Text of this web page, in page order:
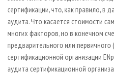
сертификации, что, как правило, в
аудита. Что касается стоимости
многих факторов, но в конечном
предварительного или
сертификационной организации
аудита сертификационной